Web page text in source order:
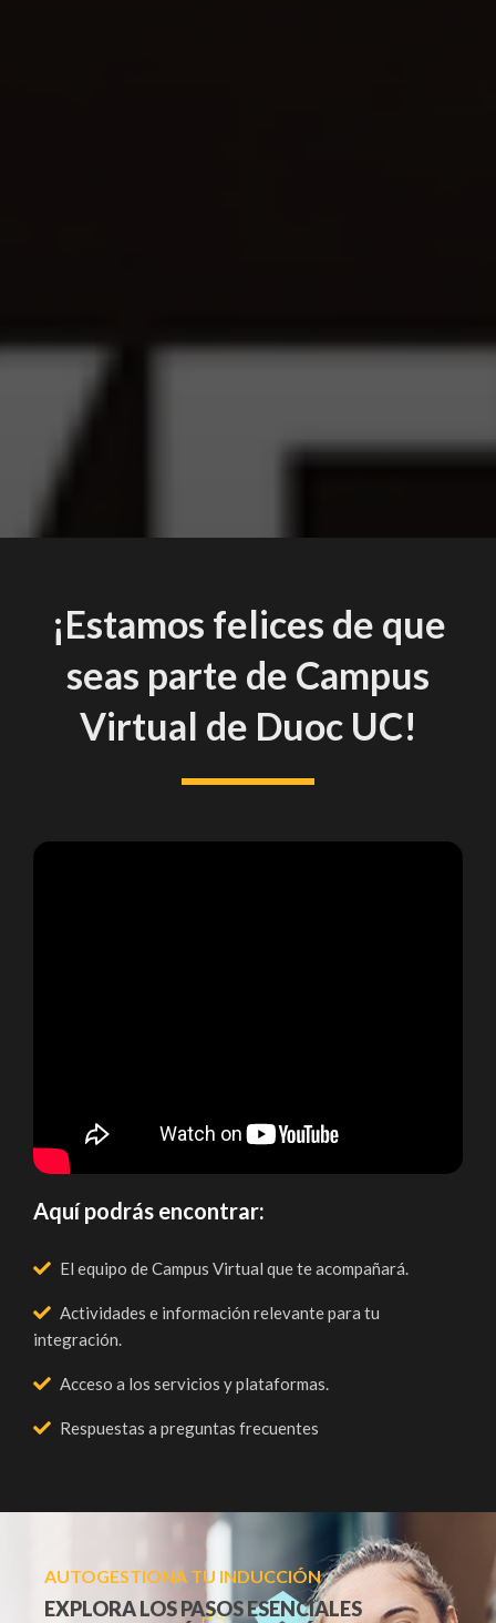
¡Estamos felices de que
seas parte de Campus
Virtual de Duoc UC!
Aquí podrás encontrar:
El equipo de Campus Virtual que te acompañará.
Actividades e información relevante para tu
integración.
Acceso a los servicios y plataformas.
Respuestas a preguntas frecuentes
AUTOGESTIONA TU INDUCCIÓN
EXPLORA LOS PASOS ESENCIALES